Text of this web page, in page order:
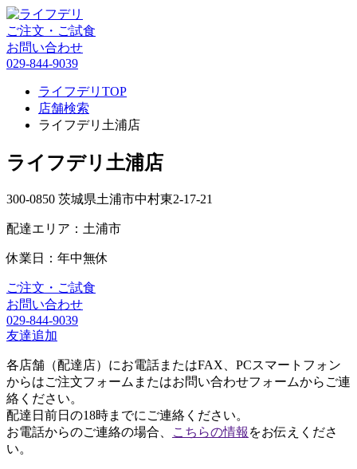
ご注文・ご試食
お問い合わせ
029-844-9039
ライフデリTOP
店舗検索
ライフデリ土浦店
ライフデリ土浦店
300-0850 茨城県土浦市中村東2-17-21
配達エリア：土浦市
休業日：年中無休
ご注文・ご試食
お問い合わせ
029-844-9039
友達追加
各店舗（配達店）にお電話またはFAX、PCスマートフォン
からはご注文フォームまたはお問い合わせフォームからご連
絡ください。
配達日前日の18時までにご連絡ください。
お電話からのご連絡の場合、
こちらの情報 をお伝えくださ
い。